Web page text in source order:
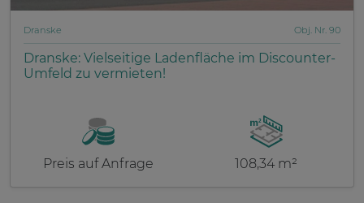
Dranske Obj. Nr. 90
Dranske: Vielseitige Ladenfläche im Discounter-
Umfeld zu vermieten!
Preis auf Anfrage 108,34 m²